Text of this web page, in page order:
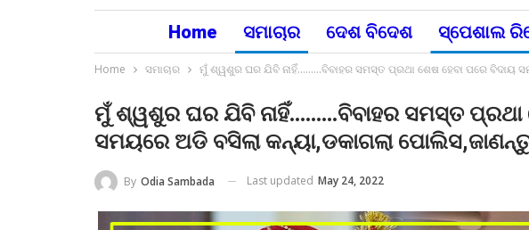
Home ସମାଚାର ଦେଶ ବିଦେଶ ସ୍ପେଶାଲ
Home ସମାଚାର ମୁଁ ଶ୍ୱଶୁର ଘର ଯିବି ନାହିଁ………ବିବାହର ସମସ୍ତ ପ୍ରଥା ଶେଷ ହେବା ପରେ ବିଦାୟ
ମୁଁ ଶ୍ୱଶୁର ଘର ଯିବି ନାହିଁ………ବିବାହର ସମସ୍ତ ପ୍ରଥା
ସମୟରେ ଅଡି ବସିଲା କନ୍ୟା,ଡକାଗଲା
By Odia Sambada Last updated May 24, 2022